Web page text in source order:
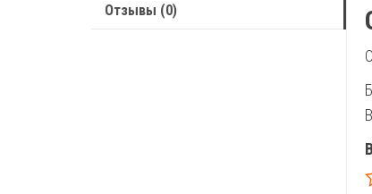
Отзывы (0)